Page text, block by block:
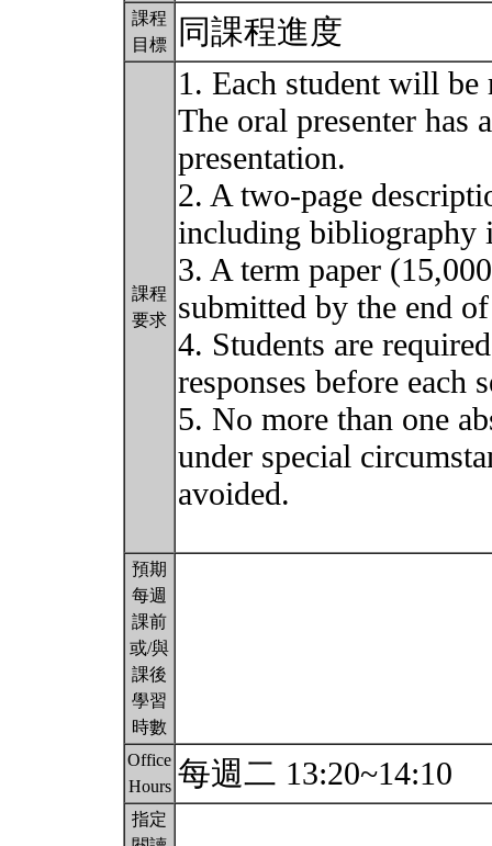
課程
目標
同課程進度
課程
要求
1. Each student will be
The oral presenter has
presentation.
2. A two-page
including bibliography
3. A term paper
submitted by the end
4. Students are
responses before each
5. No more than one
under special
avoided.
預期
每週
課前
或/與
課後
學習
時數
Office
Hours 每週二 13:20~14:10
指定